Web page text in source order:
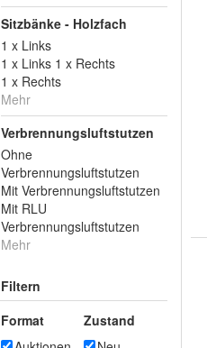
Sitzbänke - Holzfach
1 x Links
1 x Links 1 x Rechts
1 x Rechts
Mehr
Verbrennungsluftstutzen
Ohne
Verbrennungsluftstutzen
Mit Verbrennungsluftstutzen
Mit RLU
Verbrennungsluftstutzen
Mehr
Filtern
Format
Zustand